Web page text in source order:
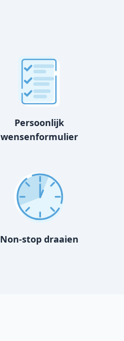
Persoonlijk
wensenformulier
Non-stop draaien